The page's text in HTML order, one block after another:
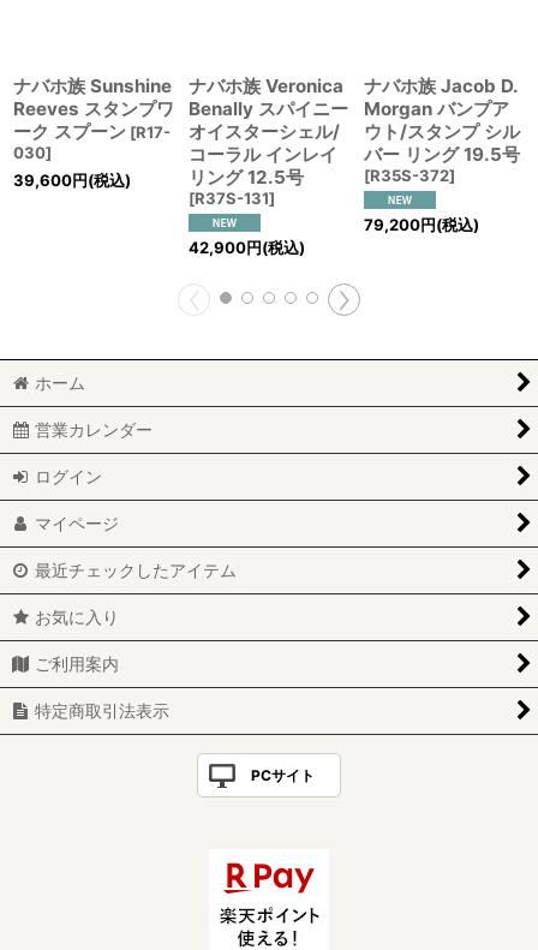
ナバホ族 Sunshine
Reeves スタンプワ
ーク スプーン [R17-
030]
39,600円(税込)
ナバホ族 Veronica
Benally スパイニー
オイスターシェル/
コーラル インレイ
リング 12.5号
[R37S-131]
42,900円(税込)
ナバホ族 Jacob D.
Morgan バンプア
ウト/スタンプ シル
バー リング 19.5号
[R35S-372]
79,200円(税込)
ホーム
営業カレンダー
ログイン
マイページ
最近チェックしたアイテム
お気に入り
ご利用案内
特定商取引法表示
PCサイト